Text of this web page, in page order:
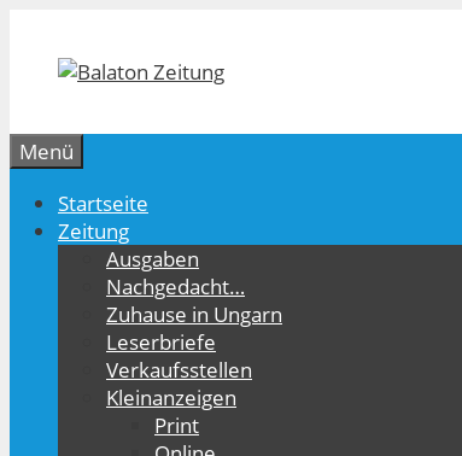
springen
Menü
Startseite
Zeitung
Ausgaben
Nachgedacht…
Zuhause in Ungarn
Leserbriefe
Verkaufsstellen
Kleinanzeigen
Print